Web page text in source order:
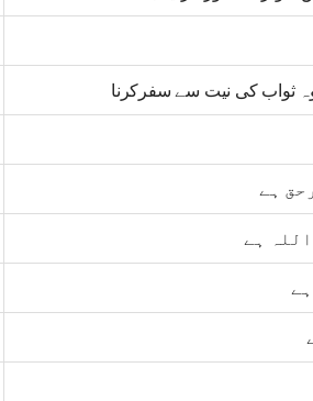
ثواب کی نیت سے سفرکرنا
ہے
ہے